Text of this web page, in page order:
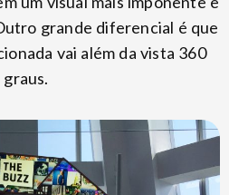
grande diferencial é que
vai além da vista 360
graus.